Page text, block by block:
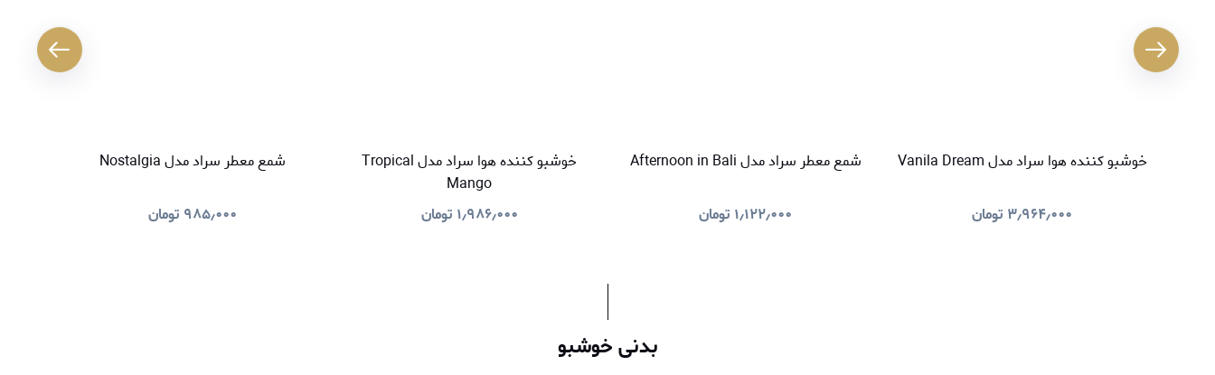
خوشبو کننده هوا سراد مدل Vanila Dream
۳٫۹۶۴٫۰۰۰ تومان
شمع معطر سراد مدل Afternoon in Bali
۱٫۱۲۲٫۰۰۰ تومان
خوشبو کننده هوا سراد مدل Tropical
Mango
۱٫۹۸۶٫۰۰۰ تومان
شمع معطر سراد مدل Nostalgia
۹۸۵٫۰۰۰ تومان
بدنی خوشبو